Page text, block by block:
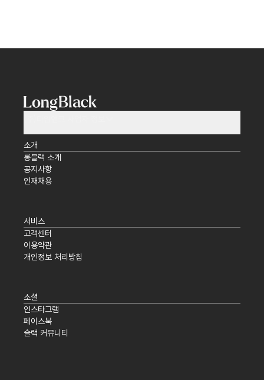
소개
롱블랙 소개
공지사항
인재채용
서비스
고객센터
이용약관
개인정보 처리방침
소셜
인스타그램
페이스북
슬랙 커뮤니티